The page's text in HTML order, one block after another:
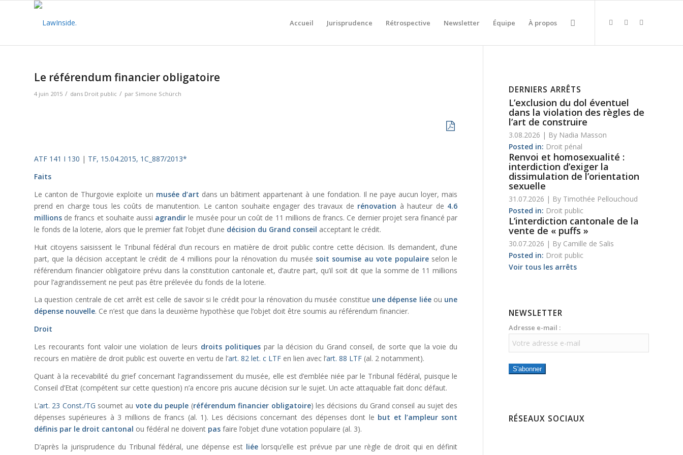
Accueil Jurisprudence Rétrospective Newsletter Équipe À propos
Le référendum financier obligatoire
4 juin 2015 / dans Droit public / par Simone Schürch
ATF 141 I 130 | TF, 15.04.2015, 1C_887/2013*
Faits
Le canton de Thurgovie exploite un musée d’art dans un bâtiment appartenant à une fondation. Il ne paye aucun loyer, mais
prend en charge tous les coûts de manutention. Le canton souhaite engager des travaux de rénovation à hauteur de 4.6
millions de francs et souhaite aussi agrandir le musée pour un coût de 11 millions de francs. Ce dernier projet sera financé par
le fonds de la loterie, alors que le premier fait l’objet d’une décision du Grand conseil acceptant le crédit.
Huit citoyens saisissent le Tribunal fédéral d’un recours en matière de droit public contre cette décision. Ils demandent, d’une
part, que la décision acceptant le crédit de 4 millions pour la rénovation du musée soit soumise au vote populaireselon le
référendum financier obligatoire prévu dans la constitution cantonale et, d’autre part, qu’il soit dit que la somme de 11 millions
pour l’agrandissement ne peut pas être prélevée du fonds de la loterie.
La question centrale de cet arrêt est celle de savoir si le crédit pour la rénovation du musée constitue une dépense liéeou une
dépense nouvelle. Ce n’est que dans la deuxième hypothèse que l’objet doit être soumis au référendum financier.
Droit
Les recourants font valoir une violation de leurs droits politiquespar la décision du Grand conseil, de sorte que la voie du
recours en matière de droit public est ouverte en vertu de l’art. 82 let. c LTF en lien avec l’art. 88 LTF (al. 2 notamment).
Quant à la recevabilité du grief concernant l’agrandissement du musée, elle est d’emblée niée par le Tribunal fédéral, puisque le
Conseil d’Etat (compétent sur cette question) n’a encore pris aucune décision sur le sujet. Un acte attaquable fait donc défaut.
L’art. 23 Const./TG soumet au vote du peuple (référendum financier obligatoire) les décisions du Grand conseil au sujet des
dépenses supérieures à 3 millions de francs (al. 1). Les décisions concernant des dépenses dont le but et l’ampleur sont
définis par le droit cantonal ou fédéral ne doivent pas faire l’objet d’une votation populaire (al. 3).
D’après la jurisprudence du Tribunal fédéral, une dépense est liée lorsqu’elle est prévue par une règle de droit qui en définit
DERNIERS ARRÊTS
L’exclusion du dol éventuel
dans la violation des règles de
l’art de construire
3.08.2026 | By Nadia Masson
Posted in: Droit pénal
Renvoi et homosexualité :
interdiction d’exiger la
dissimulation de l’orientation
sexuelle
31.07.2026 | By Timothée Pellouchoud
Posted in: Droit public
L’interdiction cantonale de la
vente de « puffs »
30.07.2026 | By Camille de Salis
Posted in: Droit public
Voir tous les arrêts
NEWSLETTER
Adresse e-mail :
S'abonner
RÉSEAUX SOCIAUX